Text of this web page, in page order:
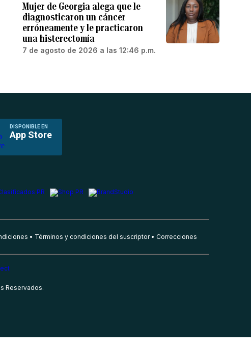
Mujer de Georgia alega que le
diagnosticaron un cáncer
erróneamente y le practicaron
una histerectomía
7 de agosto de 2026 a las 12:46 p.m.
DISPONIBLE EN
App Store
Términos y condiciones del suscriptor Correcciones
Reservados.